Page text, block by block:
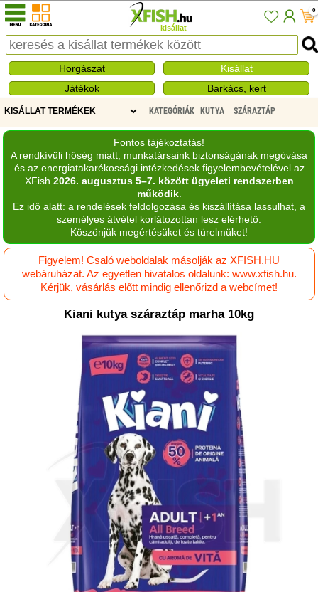
kisállat
0
Horgászat
Kisállat
Játékok
Barkács, kert
KATEGÓRIÁK KUTYA SZÁRAZTÁP
Fontos tájékoztatás!
A rendkívüli hőség miatt, munkatársaink biztonságának megóvása
és az energiatakarékossági intézkedések figyelembevételével az
XFish 2026. augusztus 5–7. között ügyeleti rendszerben
működik.
Ez idő alatt: a rendelések feldolgozása és kiszállítása lassulhat, a
személyes átvétel korlátozottan lesz elérhető.
Köszönjük megértésüket és türelmüket!
Figyelem! Csaló weboldalak másolják az XFISH.HU
webáruházat. Az egyetlen hivatalos oldalunk: www.xfish.hu.
Kérjük, vásárlás előtt mindig ellenőrizd a webcímet!
Kiani kutya száraztáp marha 10kg